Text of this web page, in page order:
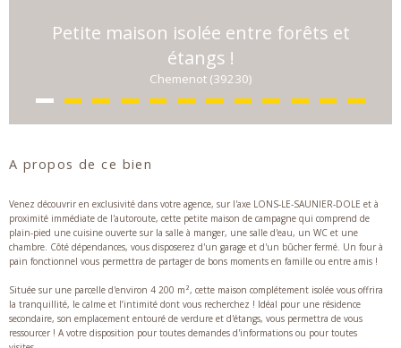
Petite maison isolée entre forêts et
étangs !
Chemenot (39230)
A propos de ce bien
Venez découvrir en exclusivité dans votre agence, sur l'axe LONS-LE-SAUNIER-DOLE et à
proximité immédiate de l'autoroute, cette petite maison de campagne qui comprend de
plain-pied une cuisine ouverte sur la salle à manger, une salle d'eau, un WC et une
chambre. Côté dépendances, vous disposerez d'un garage et d'un bûcher fermé. Un four à
pain fonctionnel vous permettra de partager de bons moments en famille ou entre amis !
Située sur une parcelle d'environ 4 200 m², cette maison complétement isolée vous offrira
la tranquillité, le calme et l’intimité dont vous recherchez ! Idéal pour une résidence
secondaire, son emplacement entouré de verdure et d'étangs, vous permettra de vous
ressourcer ! A votre disposition pour toutes demandes d'informations ou pour toutes